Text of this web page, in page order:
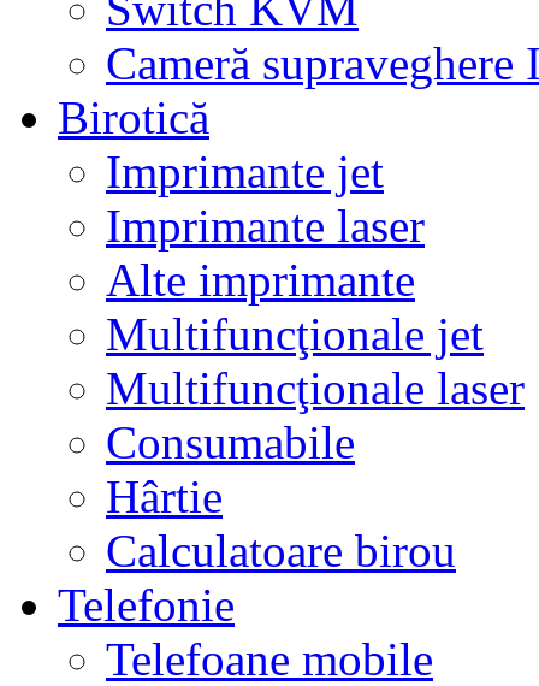
Cameră supraveghere
Birotică
Imprimante jet
Imprimante laser
Alte imprimante
Multifuncţionale jet
Multifuncţionale laser
Consumabile
Hârtie
Calculatoare birou
Telefonie
Telefoane mobile